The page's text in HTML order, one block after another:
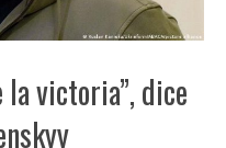
la victoria”, dice